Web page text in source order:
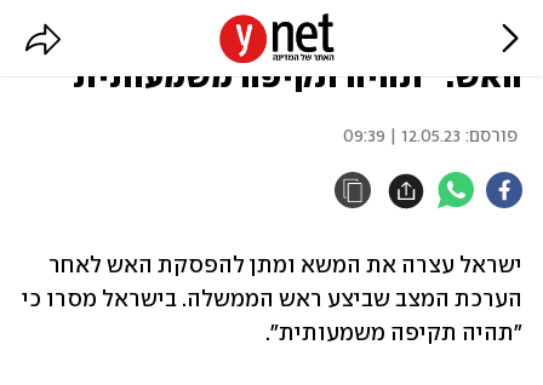
ישראל עצרה את המו"מ להפסקת
האש: "תהיה תקיפה משמעותית"
פורסם: 12.05.23 | 09:39
"תהיה תקיפה משמעותית".